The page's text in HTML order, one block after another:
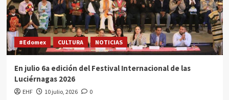
#Edomex CULTURA NOTICIAS
En julio 6a edición del Festival Internacional de las
Luciérnagas 2026
EHF 10 julio, 2026 0